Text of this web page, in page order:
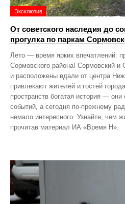
Эксклюзив
От советского наследия до
прогулка по паркам
Лето — время ярких впечатлений:
Сормовского района! Сормовский и
и расположены вдали от центра
привлекают жителей и гостей
пространств богатая история —
событий, а сегодня по‑прежнему
немало интересного. Узнайте, чем
прочитав материал ИА «Время Н».